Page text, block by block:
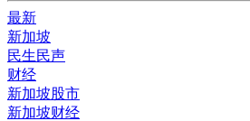
最新
新加坡
民生民声
财经
新加坡股市
新加坡财经